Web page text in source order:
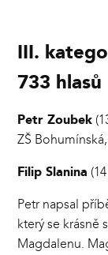
III.
733 hlasů
Petr Zoubek
ZŠ
Filip Slanina
Petr napsal
který se krásně
Magdalenu.